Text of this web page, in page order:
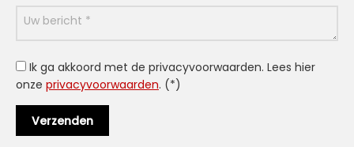
Ik ga akkoord met de privacyvoorwaarden. Lees hier
onze privacyvoorwaarden. (*)